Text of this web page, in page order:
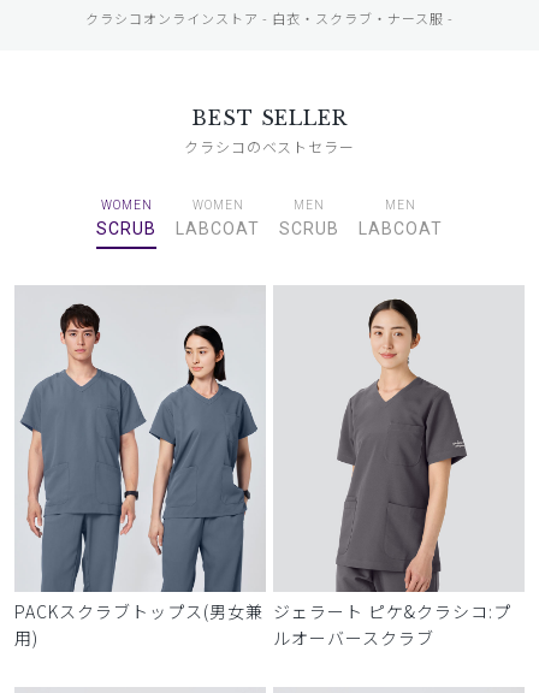
クラシコオンラインストア - 白衣・スクラブ・ナース服 -
BEST SELLER
クラシコのベストセラー
WOMEN
SCRUB
WOMEN
LABCOAT
MEN
SCRUB
MEN
LABCOAT
PACKスクラブトップス(男女兼
用)
ジェラート ピケ&クラシコ:プ
ルオーバースクラブ